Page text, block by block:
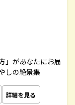
」があなたにお届
しの絶景集
詳細を見る